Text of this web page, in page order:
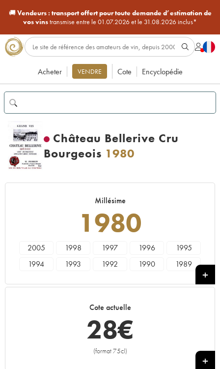
🚚Vendeurs : transport offert pour toute demande d’estimation de
vos vinstransmise entre le 01.07.2026 et le 31.08.2026 inclus*
Acheter VENDRE Cote Encyclopédie
Château Bellerive Cru
Bourgeois 1980
Millésime
1980
2005 1998 1997 1996
1995
1994
1993 1992 1990
1989
Cote actuelle
28€
(format 75cl)
+